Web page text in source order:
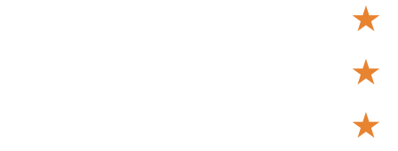
★
★
★